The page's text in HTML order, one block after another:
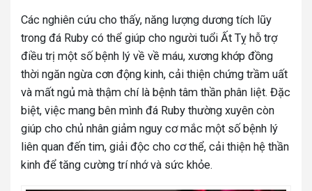
Các nghiên cứu cho thấy, năng lượng dương tích lũy
trong đá Ruby có thể giúp cho người tuổi Ất Tỵ hỗ trợ
điều trị một số bệnh lý về về máu, xương khớp đồng
thời ngăn ngừa cơn động kinh, cải thiện chứng trầm uất
và mất ngủ mà thậm chí là bệnh tâm thần phân liệt. Đặc
biệt, việc mang bên mình đá Ruby thường xuyên còn
giúp cho chủ nhân giảm nguy cơ mắc một số bệnh lý
liên quan đến tim, giải độc cho cơ thể, cải thiện hệ thần
kinh để tăng cường trí nhớ và sức khỏe.